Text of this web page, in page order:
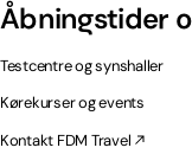
Åbningstider
Testcentre og synshaller
Kørekurser og events
Kontakt FDM Travel